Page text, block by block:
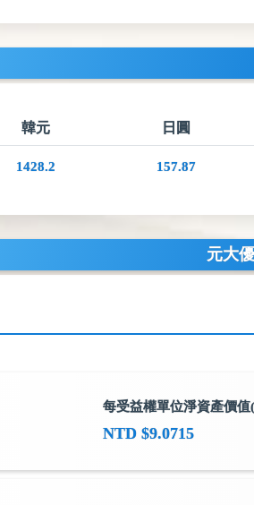
韓元 日圓
1428.2 157.87
元大
每受益權單位淨資產價值
NTD $9.0715